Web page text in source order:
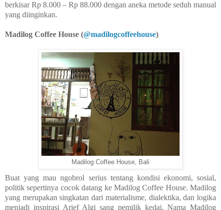
berkisar Rp 8.000 – Rp 88.000 dengan aneka metode seduh manual
yang diinginkan.
Madilog Coffee House (@madilogcoffeehouse)
Madilog Coffee House, Bali
Buat yang mau ngobrol serius tentang kondisi ekonomi, sosial,
politik sepertinya cocok datang ke Madilog Coffee House. Madilog
yang merupakan singkatan dari materialisme, dialektika, dan logika
menjadi inspirasi Arief Algi sang pemilik kedai. Nama Madilog